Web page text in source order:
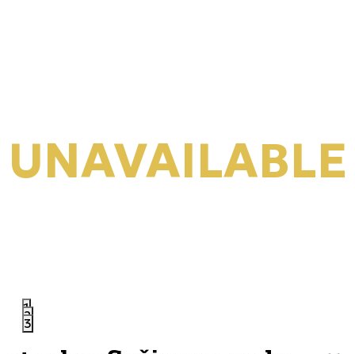
1
2
3
UNAVAILABLE